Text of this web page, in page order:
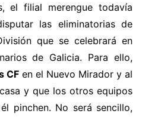
el filial merengue todavía
las eliminatorias de
que se celebrará en
de Galicia. Para ello,
CF en el Nuevo Mirador y al
y que los otros equipos
pinchen. No será sencillo,